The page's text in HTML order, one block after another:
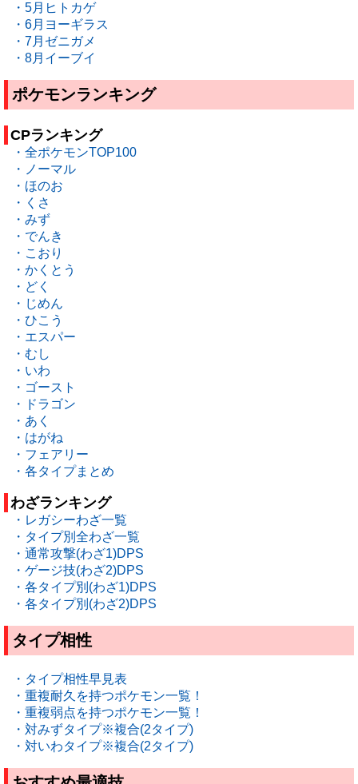
・5月ヒトカゲ
・6月ヨーギラス
・7月ゼニガメ
・8月イーブイ
ポケモンランキング
CPランキング
・全ポケモンTOP100
・ノーマル
・ほのお
・くさ
・みず
・でんき
・こおり
・かくとう
・どく
・じめん
・ひこう
・エスパー
・むし
・いわ
・ゴースト
・ドラゴン
・あく
・はがね
・フェアリー
・各タイプまとめ
わざランキング
・レガシーわざ一覧
・タイプ別全わざ一覧
・通常攻撃(わざ1)DPS
・ゲージ技(わざ2)DPS
・各タイプ別(わざ1)DPS
・各タイプ別(わざ2)DPS
タイプ相性
・タイプ相性早見表
・重複耐久を持つポケモン一覧！
・重複弱点を持つポケモン一覧！
・対みずタイプ※複合(2タイプ)
・対いわタイプ※複合(2タイプ)